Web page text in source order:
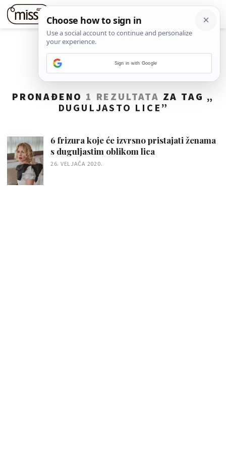
PRONAĐENO 1 REZULTATA ZA TAG „
DUGULJASTO LICE ”
6 frizura koje će izvrsno pristajati ženama
s duguljastim oblikom lica
26. VELJAČA 2020.
Sign in with Google